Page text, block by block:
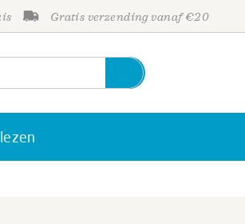
Gratis verzending vanaf €20
Personen